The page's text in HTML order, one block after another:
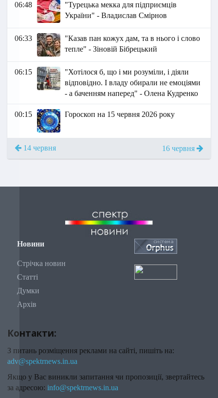
06:48
"Турецька мекка для підприємців
України" - Владислав Смірнов
06:33
"Казав пан кожух дам, та в нього і слово
тепле" - Зіновій Бібрецький
06:15
"Хотілося б, що і ми розуміли, і діяли
відповідно. І владу обирали не емоціями
- а баченням наперед" - Олена Кудренко
00:15 Гороскоп на 15 червня 2026 року
14 червня 16 червня
Новини
Стрічка новин
Статті
Думки
Архів
Контакти:
З питань розміщення реклами на сайті, пишіть на:
adv@spektrnews.in.ua
Якщо у Вас виникли запитання чи пропозиції, звертайтесь
за адресою: info@spektrnews.in.ua